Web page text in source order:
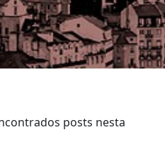
posts nesta